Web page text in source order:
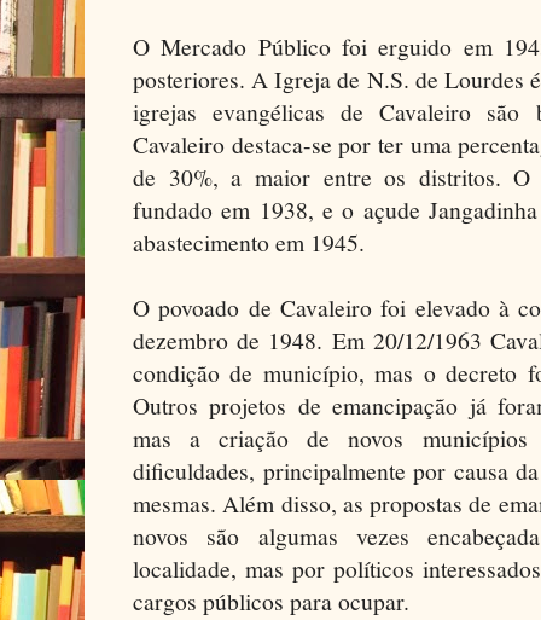
O Mercado Público foi erguido em
posteriores. A Igreja de N.S. de Lourdes
igrejas evangélicas de Cavaleiro
Cavaleiro destaca-se por ter uma
de 30%, a maior entre os distritos.
fundado em 1938, e o açude
abastecimento em 1945.
O povoado de Cavaleiro foi elevado à
dezembro de 1948. Em 20/12/1963
condição de município, mas o decreto
Outros projetos de emancipação já
mas a criação de novos municípios
dificuldades, principalmente por causa
mesmas. Além disso, as propostas de
novos são algumas vezes
localidade, mas por políticos
cargos públicos para ocupar.